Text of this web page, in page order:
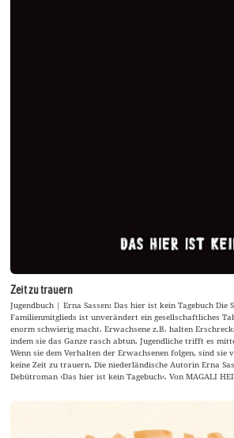
Zeit zu trauern
Jugendbuch | Erna Sassen: Das hier ist kein Tagebuch Die
Familienmitglieds ist unverändert ein gesellschaftliches
enorm schwierig macht. Erwachsene z.B. halten
indem sie das Ganze rasch abtun. Jugendliche trifft es
Wenn sie dem Verhalten der Erwachsenen folgen, sind sie
keine Zeit zu trauern. Die niederländische Autorin Erna
Debütroman ›Das hier ist kein Tagebuch‹. Von MAGALI